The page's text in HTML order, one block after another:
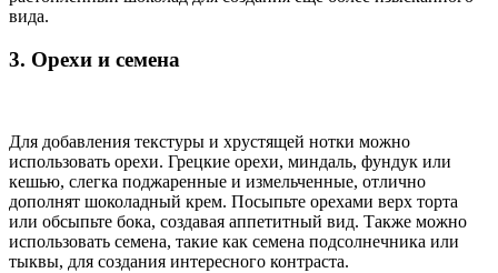
вида.
3. Орехи и семена
Для добавления текстуры и хрустящей нотки можно
использовать орехи. Грецкие орехи, миндаль, фундук или
кешью, слегка поджаренные и измельченные, отлично
дополнят шоколадный крем. Посыпьте орехами верх торта
или обсыпьте бока, создавая аппетитный вид. Также можно
использовать семена, такие как семена подсолнечника или
тыквы, для создания интересного контраста.